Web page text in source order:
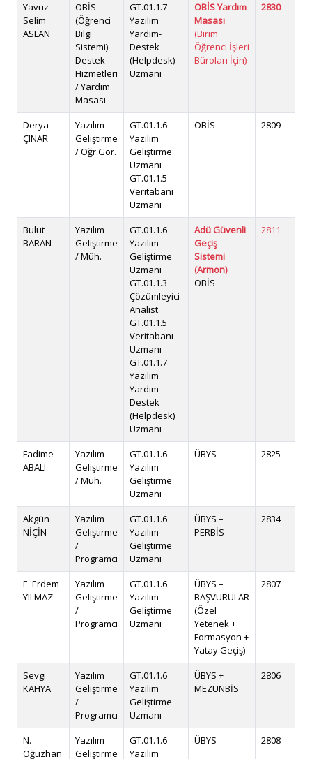
Yavuz
Selim
ASLAN
OBİS
(Öğrenci
Bilgi
Sistemi)
Destek
Hizmetleri
/ Yardım
Masası
GT.01.1.7
Yazılım
Yardım-
Destek
(Helpdesk)
Uzmanı
OBİS Yardım
Masası
(Birim
Öğrenci İşleri
Büroları İçin)
2830
Derya
ÇINAR
Yazılım
Geliştirme
/ Öğr.Gör.
GT.01.1.6
Yazılım
Geliştirme
Uzmanı
GT.01.1.5
Veritabanı
Uzmanı
OBİS 2809
Bulut
BARAN
Yazılım
Geliştirme
/ Müh.
GT.01.1.6
Yazılım
Geliştirme
Uzmanı
GT.01.1.3
Çözümleyici-
Analist
GT.01.1.5
Veritabanı
Uzmanı
GT.01.1.7
Yazılım
Yardım-
Destek
(Helpdesk)
Uzmanı
Adü Güvenli
Geçiş
Sistemi
(Armon)
OBİS
2811
Fadime
ABALI
Yazılım
Geliştirme
/ Müh.
GT.01.1.6
Yazılım
Geliştirme
Uzmanı
ÜBYS 2825
Akgün
NİÇİN
Yazılım
Geliştirme
/
Programcı
GT.01.1.6
Yazılım
Geliştirme
Uzmanı
ÜBYS –
PERBİS
2834
E. Erdem
YILMAZ
Yazılım
Geliştirme
/
Programcı
GT.01.1.6
Yazılım
Geliştirme
Uzmanı
ÜBYS –
BAŞVURULAR
(Özel
Yetenek +
Formasyon +
Yatay Geçiş)
2807
Sevgi
KAHYA
Yazılım
Geliştirme
/
Programcı
GT.01.1.6
Yazılım
Geliştirme
Uzmanı
ÜBYS +
MEZUNBİS
2806
N.
Oğuzhan
Yazılım
Geliştirme
GT.01.1.6
Yazılım
ÜBYS 2808